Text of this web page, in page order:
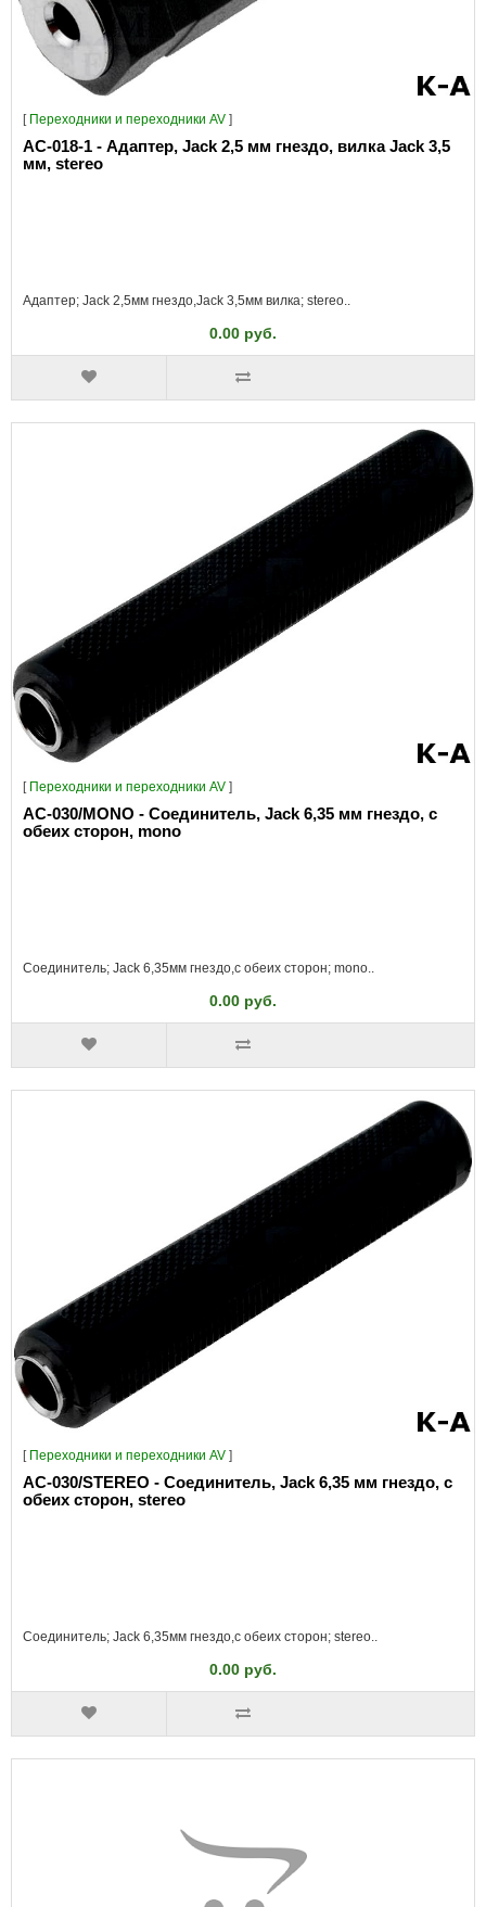
[ Переходники и переходники AV ]
AC-018-1 - Адаптер, Jack 2,5 мм гнездо, вилка Jack 3,5
мм, stereo
Адаптер; Jack 2,5мм гнездо,Jack 3,5мм вилка; stereo..
0.00 руб.
[ Переходники и переходники AV ]
AC-030/MONO - Соединитель, Jack 6,35 мм гнездо, с
обеих сторон, mono
Соединитель; Jack 6,35мм гнездо,с обеих сторон; mono..
0.00 руб.
[ Переходники и переходники AV ]
AC-030/STEREO - Соединитель, Jack 6,35 мм гнездо, с
обеих сторон, stereo
Соединитель; Jack 6,35мм гнездо,с обеих сторон; stereo..
0.00 руб.